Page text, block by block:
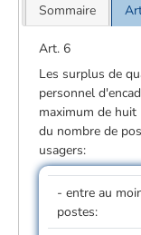
Sommaire
Art. 6
Les surplus de
personnel
maximum de
du nombre de
usagers:
- entre au
postes: